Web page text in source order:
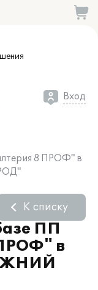
Вход
8 ПРОФ" в
ПП
в
К списку